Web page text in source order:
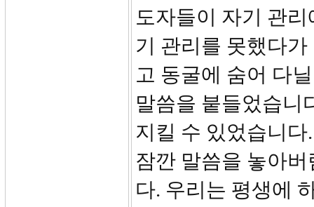
도자들이 자기 관
기 관리를 못했다
고 동굴에 숨어 다
말씀을 붙들었습니
지킬 수 있었습니
잠깐 말씀을 놓아
다. 우리는 평생에